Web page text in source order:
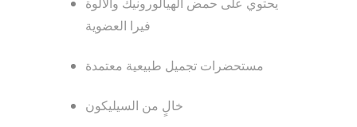
فيرا العضوية
مستحضرات تجميل طبيعية معتمدة
خالٍ من السيليكون